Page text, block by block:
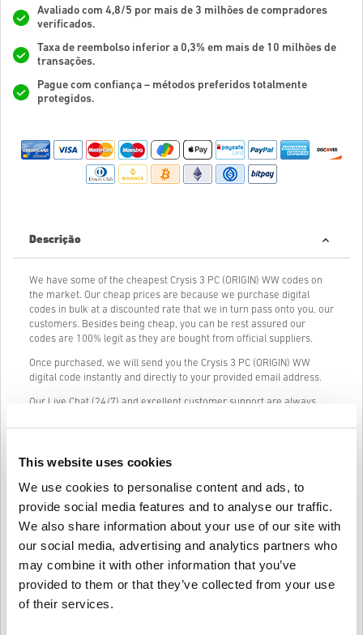
This website uses cookies
We use cookies to personalise content and ads, to
provide social media features and to analyse our traffic.
We also share information about your use of our site with
our social media, advertising and analytics partners who
may combine it with other information that you’ve
provided to them or that they’ve collected from your use
of their services.
Avaliado com 4,8/5 por mais de 3 milhões de compradores
verificados.
Taxa de reembolso inferior a 0,3% em mais de 10 milhões de
transações.
Pague com confiança – métodos preferidos totalmente
protegidos.
Descrição
We have some of the cheapest Crysis 3 PC (ORIGIN) WW codes on
the market. Our cheap prices are because we purchase digital
codes in bulk at a discounted rate that we in turn pass onto you, our
customers. Besides being cheap, you can be rest assured our
codes are 100% legit as they are bought from official suppliers.
Once purchased, we will send you the Crysis 3 PC (ORIGIN) WW
digital code instantly and directly to your provided email address.
Our Live Chat (24/7) and excellent customer support are always
Crysis 3 PC (ORIGIN) WW code.
Our Easy to follow 3-step purchase system contains no annoying
forms or surveys to fill out and only requires an email address and
a valid payment method, thus making the process of buying Crysis
Como funciona na Livecards.net
Novo na Livecards.net? Comprar códigos digitais é rápido e fácil:
Isenção de responsabilidade